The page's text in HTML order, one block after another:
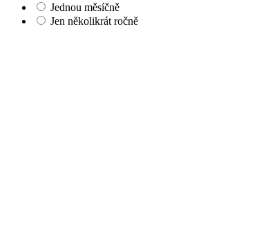
Jednou měsíčně
Jen několikrát ročně